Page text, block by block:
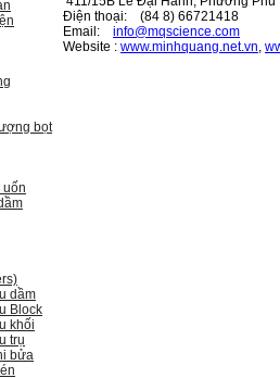
bọt
uốn
dầm
Block
khối
trụ
bửa
Điện thoại: (84 8) 66721418
Email: info@mqscience.com
Website : www.minhquang.net.vn,